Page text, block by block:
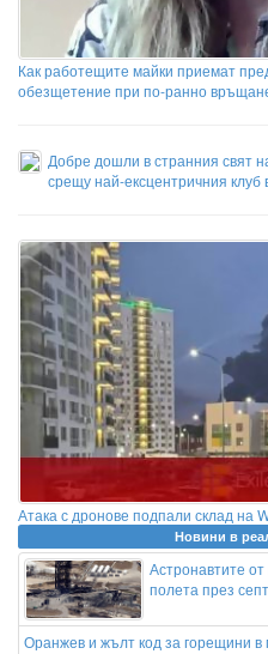
Как работещите майки приемат
обезщетение при по-ранно
Добре дошли в странния свят
срещу най-ексцентричния клуб
Атака с дронове подпали склад на
Новини в
Астронавтите
полета през
Оранжев и жълт код за горещини в